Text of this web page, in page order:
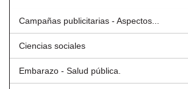
Campañas publicitarias - Aspectos...
Ciencias sociales
Embarazo - Salud pública.